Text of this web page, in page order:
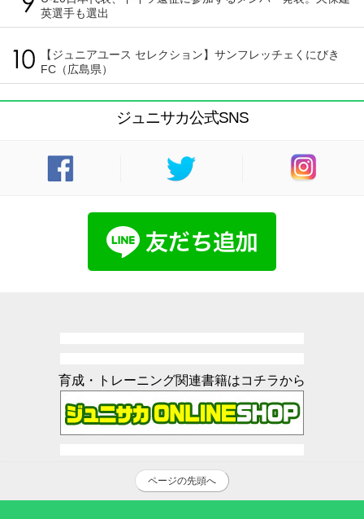
英選手も選出
【ジュニアユース セレクション】サンフレッチェくにびき
FC（広島県）
ジュニサカ公式SNS
育成・トレーニング関連書籍はコチラから
ページの先頭へ